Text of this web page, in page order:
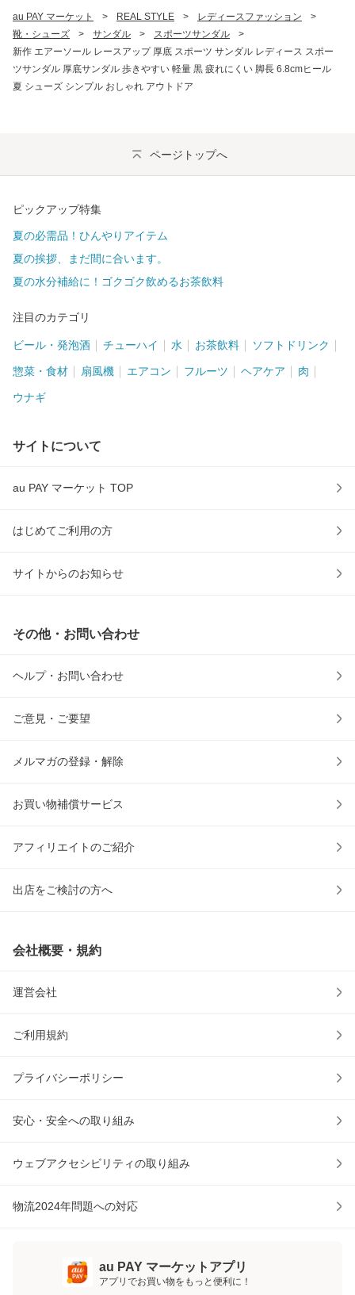
au PAY マーケット > REAL STYLE > レディースファッション
>
靴・シューズ
> サンダル > スポーツサンダル
>
新作 エアーソール レースアップ 厚底 スポーツ サンダル レディース スポー
ツサンダル 厚底サンダル 歩きやすい 軽量 黒 疲れにくい 脚長 6.8cmヒール
夏 シューズ シンプル おしゃれ アウトドア
ページトップへ
ピックアップ特集
夏の必需品！ひんやりアイテム
夏の挨拶、まだ間に合います。
夏の水分補給に！ゴクゴク飲めるお茶飲料
注目のカテゴリ
ビール・発泡酒 チューハイ 水 お茶飲料 ソフトドリンク
惣菜・食材 扇風機 エアコン フルーツ ヘアケア 肉
ウナギ
サイトについて
au PAY マーケット TOP
はじめてご利用の方
サイトからのお知らせ
その他・お問い合わせ
ヘルプ・お問い合わせ
ご意見・ご要望
メルマガの登録・解除
お買い物補償サービス
アフィリエイトのご紹介
出店をご検討の方へ
会社概要・規約
運営会社
ご利用規約
プライバシーポリシー
安心・安全への取り組み
ウェブアクセシビリティの取り組み
物流2024年問題への対応
au PAY マーケットアプリ
アプリでお買い物をもっと便利に！